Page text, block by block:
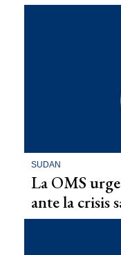
SUDAN
La OMS
ante la crisis